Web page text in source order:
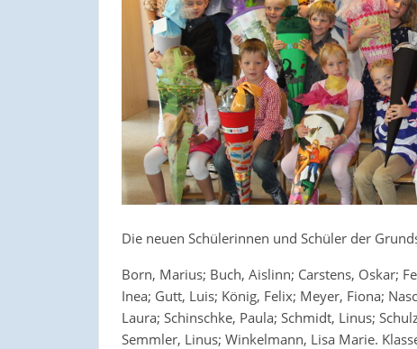
Die neuen Schülerinnen und Schüler der
Born, Marius; Buch, Aislinn; Carstens, Oskar;
Inea; Gutt, Luis; König, Felix; Meyer, Fiona;
Laura; Schinschke, Paula; Schmidt, Linus;
Semmler, Linus; Winkelmann, Lisa Marie.